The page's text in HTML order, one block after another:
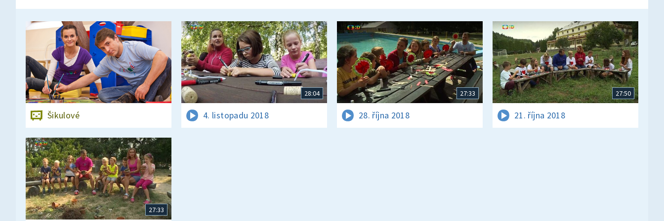
Šikulové
28:04
4. listopadu 2018
27:33
28. října 2018
27:50
21. října 2018
27:33